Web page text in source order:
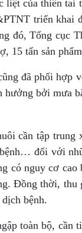
liệt của thiên tai
triển khai
đó, Tổng cục
15 tấn sản
đã phối hợp
hưởng bởi mưa
cần tập
đối với
có nguy cơ
Đồng thời,
bệnh.
toàn bộ, cần